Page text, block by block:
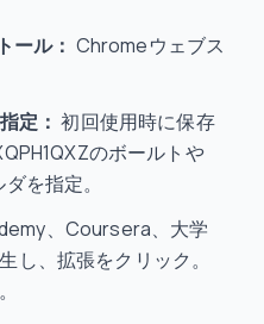
ール： Chromeウェブス
定： 初回使用時に保存
のボールトや
を指定。
、Coursera、大学
し、拡張をクリック。